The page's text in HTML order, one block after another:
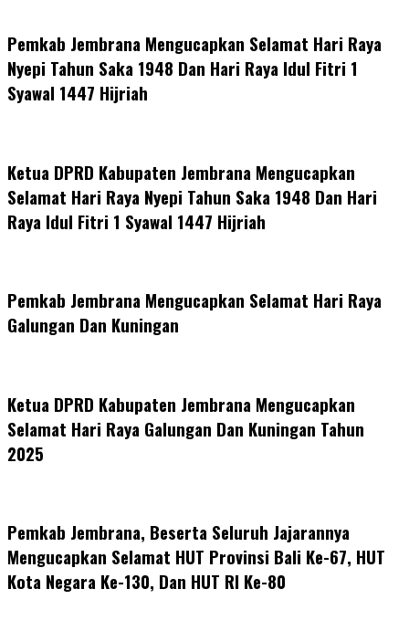
Pemkab Jembrana Mengucapkan Selamat Hari Raya
Nyepi Tahun Saka 1948 Dan Hari Raya Idul Fitri 1
Syawal 1447 Hijriah
Ketua DPRD Kabupaten Jembrana Mengucapkan
Selamat Hari Raya Nyepi Tahun Saka 1948 Dan Hari
Raya Idul Fitri 1 Syawal 1447 Hijriah
Pemkab Jembrana Mengucapkan Selamat Hari Raya
Galungan Dan Kuningan
Ketua DPRD Kabupaten Jembrana Mengucapkan
Selamat Hari Raya Galungan Dan Kuningan Tahun
2025
Pemkab Jembrana, Beserta Seluruh Jajarannya
Mengucapkan Selamat HUT Provinsi Bali Ke-67, HUT
Kota Negara Ke-130, Dan HUT RI Ke-80